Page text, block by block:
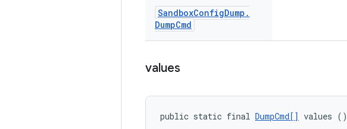
SandboxConfigDump .
DumpCmd
values
public static final DumpCmd[] values ()